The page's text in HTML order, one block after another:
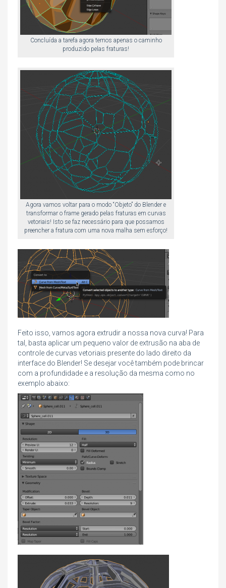
Concluída a tarefa agora temos apenas o caminho
produzido pelas fraturas!
Agora vamos voltar para o modo “Objeto” do Blender e
transformar o frame gerado pelas fraturas em curvas
vetoriais! Isto se faz necessário para que possamos
preencher a fratura com uma nova malha sem esforço!
Feito isso, vamos agora extrudir a nossa nova curva! Para
tal, basta aplicar um pequeno valor de extrusão na aba de
controle de curvas vetoriais presente do lado direito da
interface do Blender! Se desejar você também pode brincar
com a profundidade e a resolução da mesma como no
exemplo abaixo: